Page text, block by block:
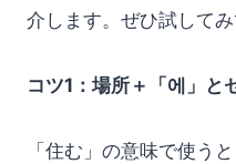
介します。ぜひ試してみ
コツ1：場所＋「에」と
「住む」の意味で使う